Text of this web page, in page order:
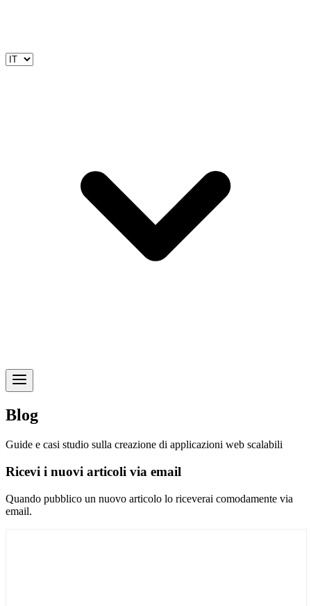
Blog
Guide e casi studio sulla creazione di applicazioni web scalabili
Ricevi i nuovi articoli via email
Quando pubblico un nuovo articolo lo riceverai comodamente via
email.